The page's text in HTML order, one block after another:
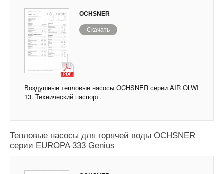
OCHSNER
Скачать
Воздушные тепловые насосы OCHSNER серии AIR OLWI
13. Технический паспорт.
Тепловые насосы для горячей воды OCHSNER
серии EUROPA 333 Genius